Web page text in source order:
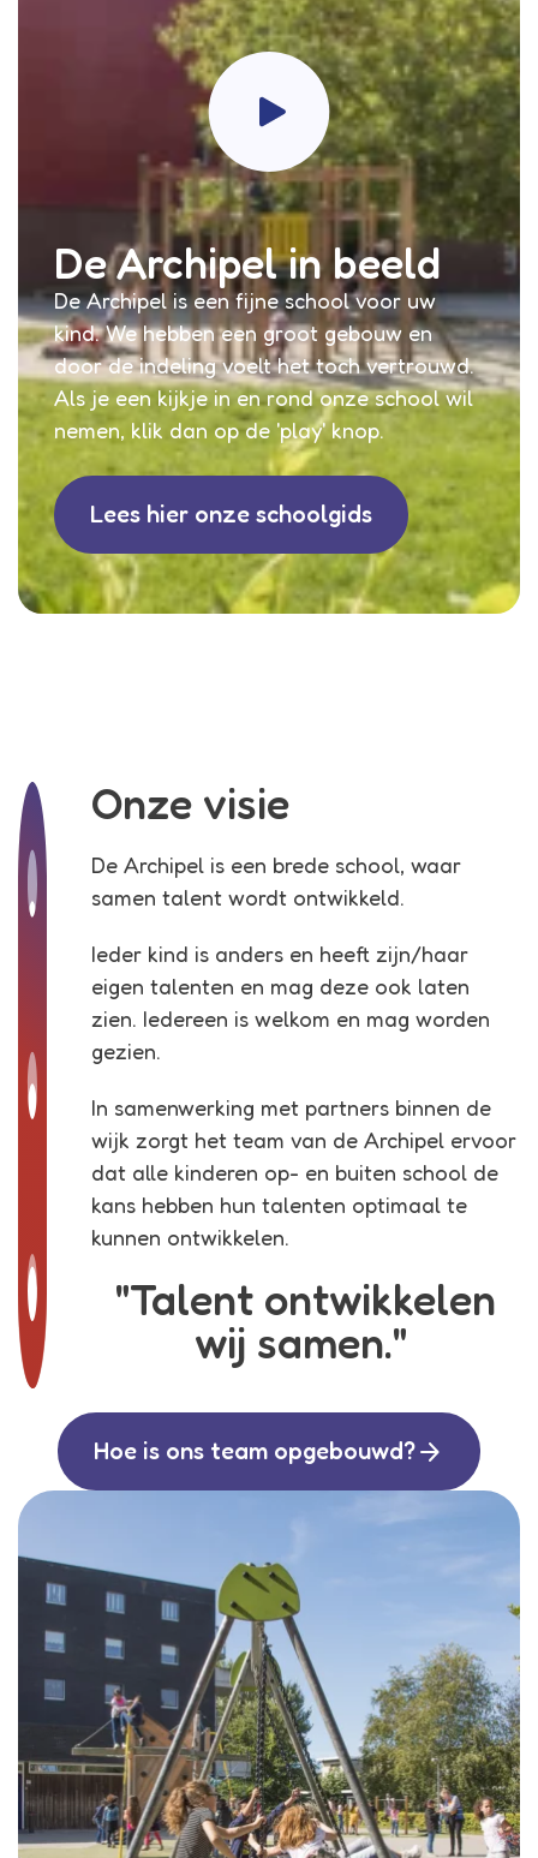
De Archipel in beeld
De Archipel is een fijne school voor uw
kind. We hebben een groot gebouw en
door de indeling voelt het toch vertrouwd.
Als je een kijkje in en rond onze school wil
nemen, klik dan op de 'play' knop.
Lees hier onze schoolgids
Onze visie
De Archipel is een brede school, waar
samen talent wordt ontwikkeld.
Ieder kind is anders en heeft zijn/haar
eigen talenten en mag deze ook laten
zien. Iedereen is welkom en mag worden
gezien.
In samenwerking met partners binnen de
wijk zorgt het team van de Archipel ervoor
dat alle kinderen op- en buiten school de
kans hebben hun talenten optimaal te
kunnen ontwikkelen.
"Talent ontwikkelen
wij samen."
Hoe is ons team opgebouwd?arrow_forward